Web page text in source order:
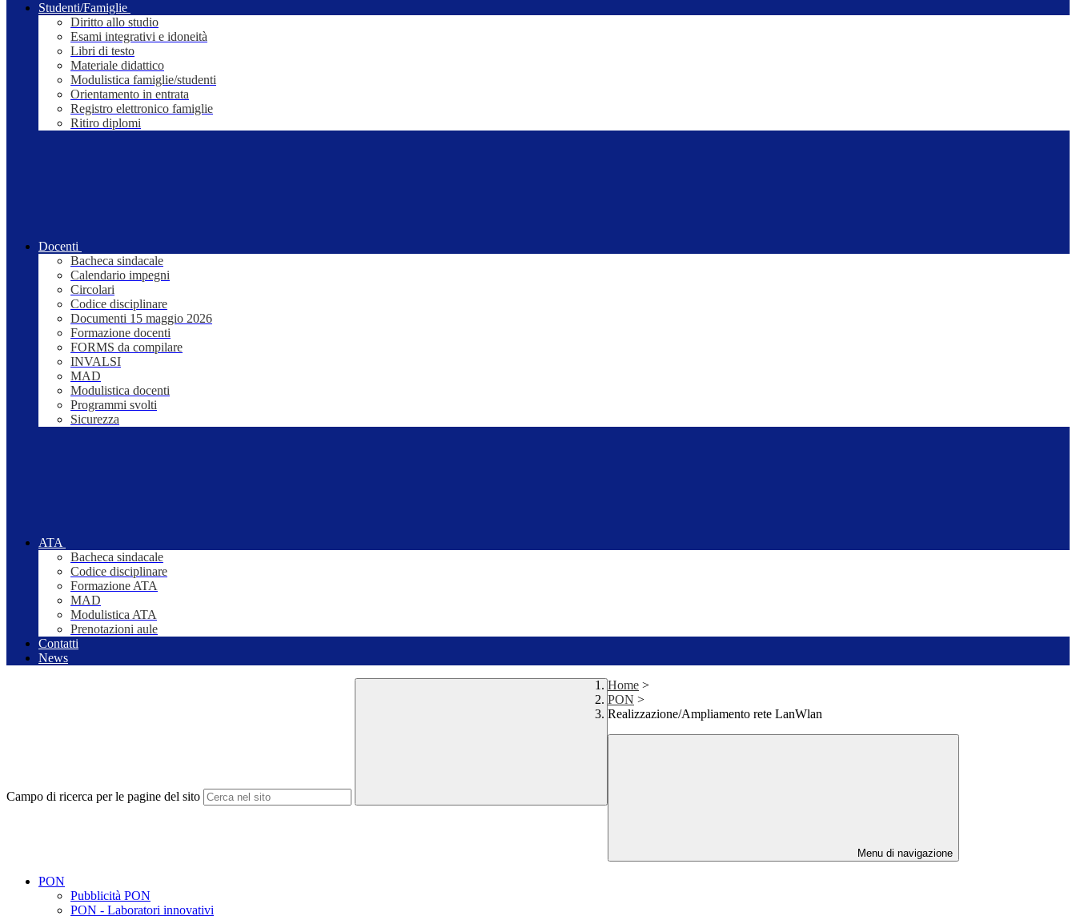
Studenti/Famiglie
Diritto allo studio
Esami integrativi e idoneità
Libri di testo
Materiale didattico
Modulistica famiglie/studenti
Orientamento in entrata
Registro elettronico famiglie
Ritiro diplomi
Docenti
Bacheca sindacale
Calendario impegni
Circolari
Codice disciplinare
Documenti 15 maggio 2026
Formazione docenti
FORMS da compilare
INVALSI
MAD
Modulistica docenti
Programmi svolti
Sicurezza
ATA
Bacheca sindacale
Codice disciplinare
Formazione ATA
MAD
Modulistica ATA
Prenotazioni aule
Contatti
News
Campo di ricerca per le pagine del sito
Home >
PON >
Realizzazione/Ampliamento rete LanWlan
Menu di navigazione
PON
Pubblicità PON
PON - Laboratori innovativi